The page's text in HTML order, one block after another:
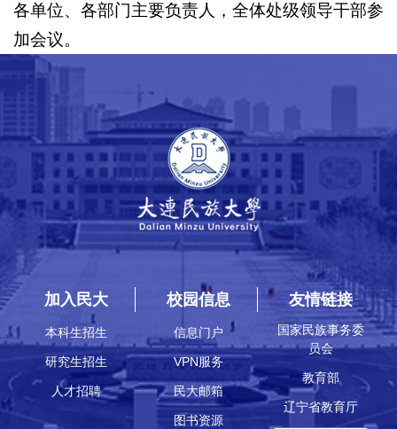
各单位、各部门主要负责人，全体处级领导干部参
加会议。
加入民大
本科生招生
研究生招生
人才招聘
校园信息
信息门户
VPN服务
民大邮箱
图书资源
友情链接
国家民族事务委
员会
教育部
辽宁省教育厅